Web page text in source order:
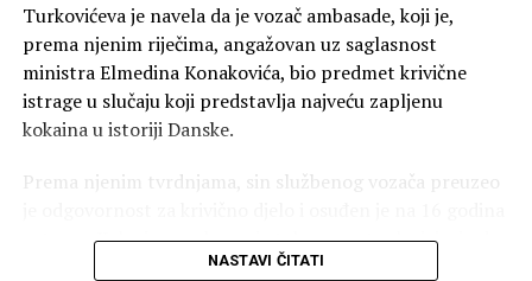
Turkovićeva je navela da je vozač ambasade, koji je,
prema njenim riječima, angažovan uz saglasnost
ministra Elmedina Konakovića, bio predmet krivične
istrage u slučaju koji predstavlja najveću zapljenu
kokaina u istoriji Danske.
Prema njenim tvrdnjama, sin službenog vozača preuzeo
zatvora. Kako je navela, on je tokom postupka izjavio da
mu je otac pomagao tako što ga je prevozio, donosio
NASTAVI ČITATI